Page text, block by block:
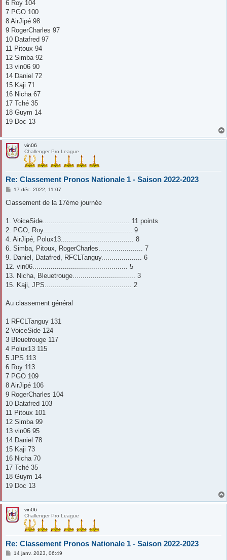
6 Roy 104
7 PGO 100
8 AirJipé 98
9 RogerCharles 97
10 Datafred 97
11 Pitoux 94
12 Simba 92
13 vin06 90
14 Daniel 72
15 Kaji 71
16 Nicha 67
17 Tché 35
18 Guym 14
19 Doc 13
vin06
Challenger Pro League
Re: Classement Pronos Nationale 1 - Saison 2022-2023
M
s
g
17 déc. 2022, 11:07
Classement de la 17ème journée
1. VoiceSide........................................... 11 points
2. PGO, Roy............................................ 9
4. AirJipé, Polux13.................................... 8
6. Simba, Pitoux, RogerCharles...................... 7
9. Daniel, Datafred, RFCLTanguy.................... 6
12. vin06............................................... 5
13. Nicha, Bleuetrouge............................... 3
15. Kaji, JPS........................................... 2
Au classement général
1 RFCLTanguy 131
2 VoiceSide 124
3 Bleuetrouge 117
4 Polux13 115
5 JPS 113
6 Roy 113
7 PGO 109
8 AirJipé 106
9 RogerCharles 104
10 Datafred 103
11 Pitoux 101
12 Simba 99
13 vin06 95
14 Daniel 78
15 Kaji 73
16 Nicha 70
17 Tché 35
18 Guym 14
19 Doc 13
vin06
Challenger Pro League
Re: Classement Pronos Nationale 1 - Saison 2022-2023
M14 janv. 2023, 06:49